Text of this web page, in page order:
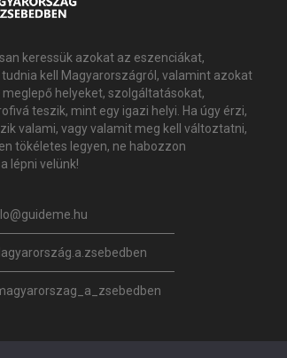
keressük azokat az eszenciákat,
kell Magyarországról, valamint azokat
helyeket, szolgáltatásokat,
teszik, mint egy igazi helyi. Ha úgy érzi,
valami, vagy valamit meg kell változtatni,
tökéletes legyen, ne habozzon
lépni velünk!